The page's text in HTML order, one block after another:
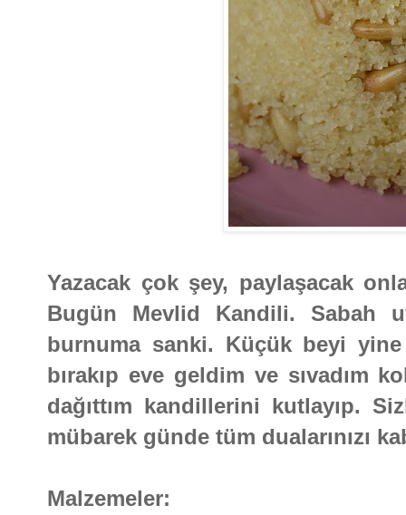
Yazacak çok şey, paylaşacak
Bugün Mevlid Kandili. Sabah
burnuma sanki. Küçük beyi
bırakıp eve geldim ve sıvadım
dağıttım kandillerini kutlayıp.
mübarek günde tüm dualarınızı
Malzemeler: